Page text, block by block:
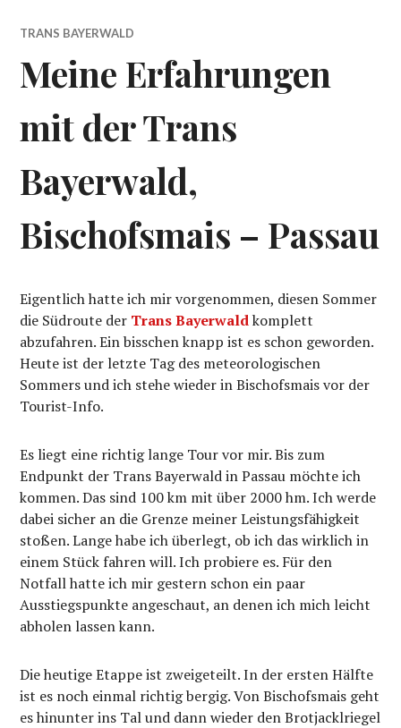
TRANS BAYERWALD
Meine Erfahrungen
mit der Trans
Bayerwald,
Bischofsmais – Passau
Eigentlich hatte ich mir vorgenommen, diesen Sommer
die Südroute der Trans Bayerwaldkomplett
abzufahren. Ein bisschen knapp ist es schon geworden.
Heute ist der letzte Tag des meteorologischen
Sommers und ich stehe wieder in Bischofsmais vor der
Tourist-Info.
Es liegt eine richtig lange Tour vor mir. Bis zum
Endpunkt der Trans Bayerwald in Passau möchte ich
kommen. Das sind 100 km mit über 2000 hm. Ich werde
dabei sicher an die Grenze meiner Leistungsfähigkeit
stoßen. Lange habe ich überlegt, ob ich das wirklich in
einem Stück fahren will. Ich probiere es. Für den
Notfall hatte ich mir gestern schon ein paar
Ausstiegspunkte angeschaut, an denen ich mich leicht
abholen lassen kann.
Die heutige Etappe ist zweigeteilt. In der ersten Hälfte
ist es noch einmal richtig bergig. Von Bischofsmais geht
es hinunter ins Tal und dann wieder den Brotjacklriegel